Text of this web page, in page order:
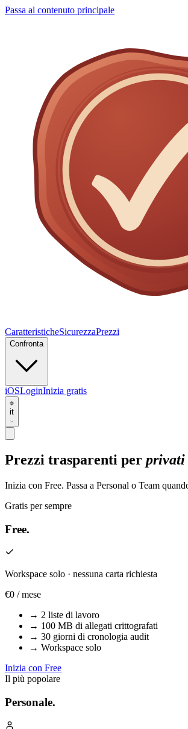
Passa al contenuto principale
CaratteristicheSicurezzaPrezzi
Confronta
iOSLoginInizia gratis
it
Prezzi trasparenti per privati
Inizia con Free. Passa a Personal o Team
Gratis per sempre
Free.
Workspace solo · nessuna carta richiesta
€0 / mese
→ 2 liste di lavoro
→ 100 MB di allegati crittografati
→ 30 giorni di cronologia audit
→ Workspace solo
Inizia con Free
Il più popolare
Personale.